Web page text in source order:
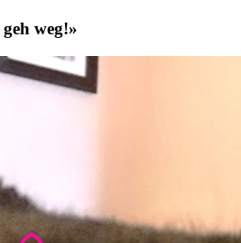
weg!»